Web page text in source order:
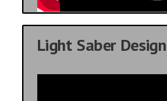
Light Saber Design